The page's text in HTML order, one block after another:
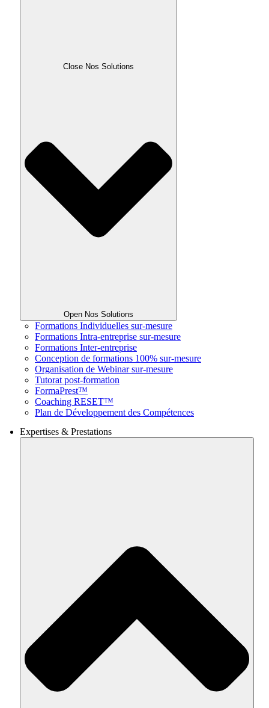
Close Nos Solutions
Open Nos Solutions
Formations Individuelles sur-mesure
Formations Intra-entreprise sur-mesure
Formations Inter-entreprise
Conception de formations 100% sur-mesure
Organisation de Webinar sur-mesure
Tutorat post-formation
FormaPrest™
Coaching RESET™
Plan de Développement des Compétences
Expertises & Prestations